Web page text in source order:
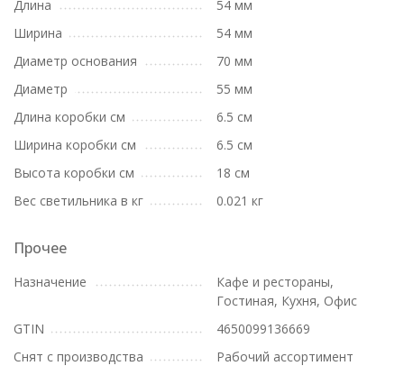
Длина
54 мм
Ширина
54 мм
Диаметр основания
70 мм
Диаметр
55 мм
Длина коробки см
6.5 см
Ширина коробки см
6.5 см
Высота коробки см
18 см
Вес светильника в кг
0.021 кг
Прочее
Назначение
Кафе и рестораны,
Гостиная, Кухня, Офис
GTIN
4650099136669
Снят с производства
Рабочий ассортимент